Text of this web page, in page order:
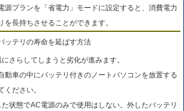
源プランを「省電力」モードに設定すると、消費電力
を長持ちさせることができます。
ッテリの寿命を延ばす方法
さらしてしまうと劣化が進みます。
動車の中にバッテリ付きのノートパソコンを放置する
ください。
状態でAC電源のみで使用はしない。外したバッテリ